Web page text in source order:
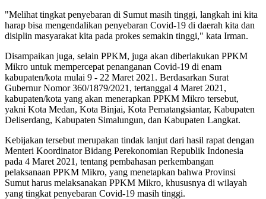
"Melihat tingkat penyebaran di Sumut masih tinggi, langkah ini kita
harap bisa mengendalikan penyebaran Covid-19 di daerah kita dan
disiplin masyarakat kita pada prokes semakin tinggi," kata Irman.
Disampaikan juga, selain PPKM, juga akan diberlakukan PPKM
Mikro untuk mempercepat penanganan Covid-19 di enam
kabupaten/kota mulai 9 - 22 Maret 2021. Berdasarkan Surat
Gubernur Nomor 360/1879/2021, tertanggal 4 Maret 2021,
kabupaten/kota yang akan menerapkan PPKM Mikro tersebut,
yakni Kota Medan, Kota Binjai, Kota Pematangsiantar, Kabupaten
Deliserdang, Kabupaten Simalungun, dan Kabupaten Langkat.
Kebijakan tersebut merupakan tindak lanjut dari hasil rapat dengan
Menteri Koordinator Bidang Perekonomian Republik Indonesia
pada 4 Maret 2021, tentang pembahasan perkembangan
pelaksanaan PPKM Mikro, yang menetapkan bahwa Provinsi
Sumut harus melaksanakan PPKM Mikro, khususnya di wilayah
yang tingkat penyebaran Covid-19 masih tinggi.